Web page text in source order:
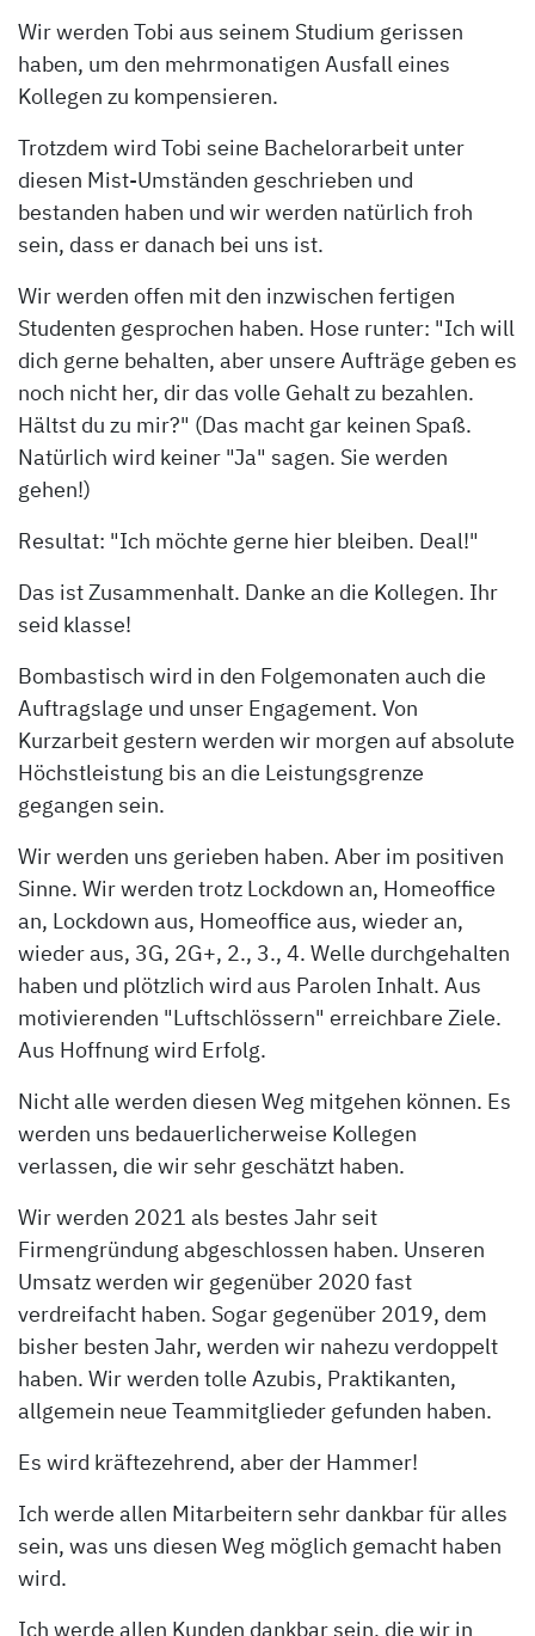
Wir werden Tobi aus seinem Studium gerissen
haben, um den mehrmonatigen Ausfall eines
Kollegen zu kompensieren.
Trotzdem wird Tobi seine Bachelorarbeit unter
diesen Mist-Umständen geschrieben und
bestanden haben und wir werden natürlich froh
sein, dass er danach bei uns ist.
Wir werden offen mit den inzwischen fertigen
Studenten gesprochen haben. Hose runter: "Ich will
dich gerne behalten, aber unsere Aufträge geben es
noch nicht her, dir das volle Gehalt zu bezahlen.
Hältst du zu mir?" (Das macht gar keinen Spaß.
Natürlich wird keiner "Ja" sagen. Sie werden
gehen!)
Resultat: "Ich möchte gerne hier bleiben. Deal!"
Das ist Zusammenhalt. Danke an die Kollegen. Ihr
seid klasse!
Bombastisch wird in den Folgemonaten auch die
Auftragslage und unser Engagement. Von
Kurzarbeit gestern werden wir morgen auf absolute
Höchstleistung bis an die Leistungsgrenze
gegangen sein.
Wir werden uns gerieben haben. Aber im positiven
Sinne. Wir werden trotz Lockdown an, Homeoffice
an, Lockdown aus, Homeoffice aus, wieder an,
wieder aus, 3G, 2G+, 2., 3., 4. Welle durchgehalten
haben und plötzlich wird aus Parolen Inhalt. Aus
motivierenden "Luftschlössern" erreichbare Ziele.
Aus Hoffnung wird Erfolg.
Nicht alle werden diesen Weg mitgehen können. Es
werden uns bedauerlicherweise Kollegen
verlassen, die wir sehr geschätzt haben.
Wir werden 2021 als bestes Jahr seit
Firmengründung abgeschlossen haben. Unseren
Umsatz werden wir gegenüber 2020 fast
verdreifacht haben. Sogar gegenüber 2019, dem
bisher besten Jahr, werden wir nahezu verdoppelt
haben. Wir werden tolle Azubis, Praktikanten,
allgemein neue Teammitglieder gefunden haben.
Es wird kräftezehrend, aber der Hammer!
Ich werde allen Mitarbeitern sehr dankbar für alles
sein, was uns diesen Weg möglich gemacht haben
wird.
Ich werde allen Kunden dankbar sein, die wir in